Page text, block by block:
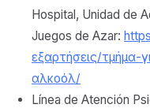
Hospital, Unidad de
Juegos de Azar:
εξαρτήσεις/τμήμα-
αλκοόλ/
Línea de Atención